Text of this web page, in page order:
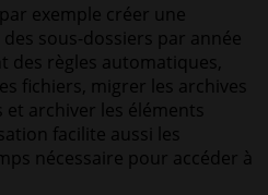
exemple créer une
sous-dossiers par année
des règles automatiques,
fichiers, migrer les archives
et archiver les éléments
facilite aussi les
nécessaire pour accéder à